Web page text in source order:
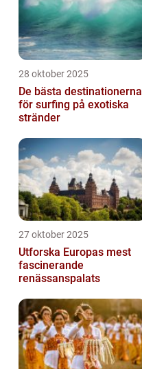
28 oktober 2025
De bästa destinationerna
för surfing på exotiska
stränder
27 oktober 2025
Utforska Europas mest
fascinerande
renässanspalats